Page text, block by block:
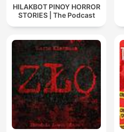
HILAKBOT PINOY HORROR
STORIES | The Podcast